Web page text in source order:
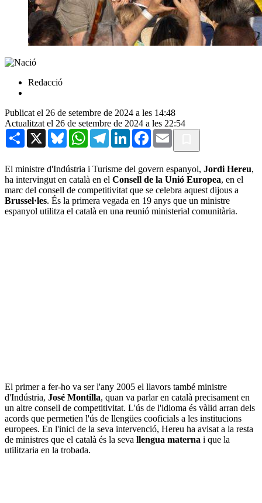
Redacció
Publicat el 26 de setembre de 2024 a les 14:48
Actualitzat el 26 de setembre de 2024 a les 22:54
Share X BlueskyWhatsAppTelegramLinkedInFacebook
Email
El ministre d'Indústria i Turisme del govern espanyol, Jordi Hereu,
ha intervingut en català en el Consell de la Unió Europea, en el
marc del consell de competitivitat que se celebra aquest dijous a
Brussel·les. És la primera vegada en 19 anys que un ministre
espanyol utilitza el català en una reunió ministerial comunitària.
El primer a fer-ho va ser l'any 2005 el llavors també ministre
d'Indústria, José Montilla, quan va parlar en català precisament en
un altre consell de competitivitat. L'ús de l'idioma és vàlid arran dels
acords que permetien l'ús de llengües cooficials a les institucions
europees. En l'inici de la seva intervenció, Hereu ha avisat a la resta
de ministres que el català és la seva llengua materna i que la
utilitzaria en la trobada.